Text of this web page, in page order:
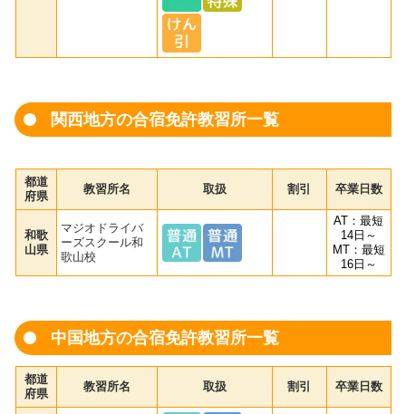
関西地方の合宿免許教習所一覧
都道
府県
教習所名 取扱 割引 卒業日数
和歌
山県
マジオドライバ
ーズスクール和
歌山校
AT：最短
14日～
MT：最短
16日～
中国地方の合宿免許教習所一覧
都道
府県
教習所名 取扱 割引 卒業日数